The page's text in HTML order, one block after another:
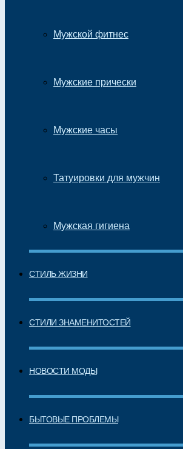
Мужской фитнес
Мужские прически
Мужские часы
Татуировки для мужчин
Мужская гигиена
СТИЛЬ ЖИЗНИ
СТИЛИ ЗНАМЕНИТОСТЕЙ
НОВОСТИ МОДЫ
БЫТОВЫЕ ПРОБЛЕМЫ